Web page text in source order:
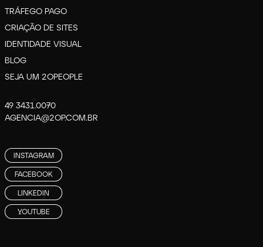
TRÁFEGO PAGO
CRIAÇÃO DE SITES
IDENTIDADE VISUAL
BLOG
SEJA UM 2OPEOPLE
49 3431.0070
AGENCIA@2OP.COM.BR
INSTAGRAM
FACEBOOK
LINKEDIN
YOUTUBE